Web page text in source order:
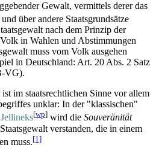
Gewalt, vermittels derer das
und über andere Staatsgrund­sätze
nach dem Prinzip der
in Wahlen und Abstimmungen
muss vom Volk ausgehen
in Deutschland: Art. 20 Abs. 2 Satz
VG).
ist im staats­rechtlichen Sinne vor allem
unklar: In der "klassischen"
[wp] wird die Souveränität
verstanden, die in einem
muss.[1]